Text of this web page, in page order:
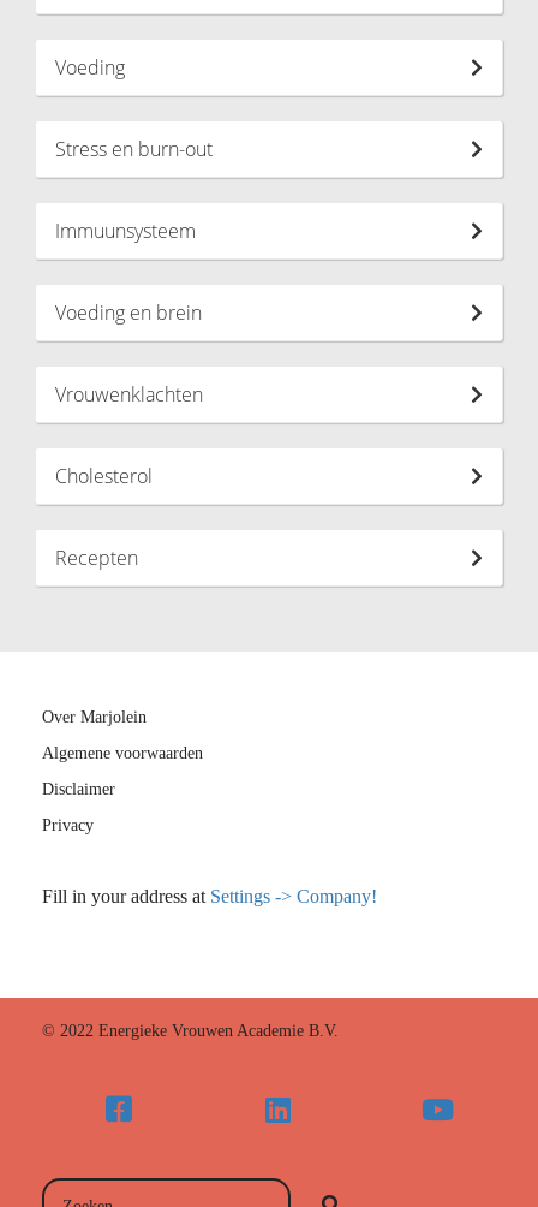
Voeding
Stress en burn-out
Immuunsysteem
Voeding en brein
Vrouwenklachten
Cholesterol
Recepten
Over Marjolein
Algemene voorwaarden
Disclaimer
Privacy
Fill in your address at Settings -> Company!
© 2022 Energieke Vrouwen Academie B.V.